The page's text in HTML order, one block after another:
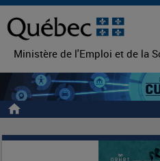
Ministère de l'Emploi et de la
home